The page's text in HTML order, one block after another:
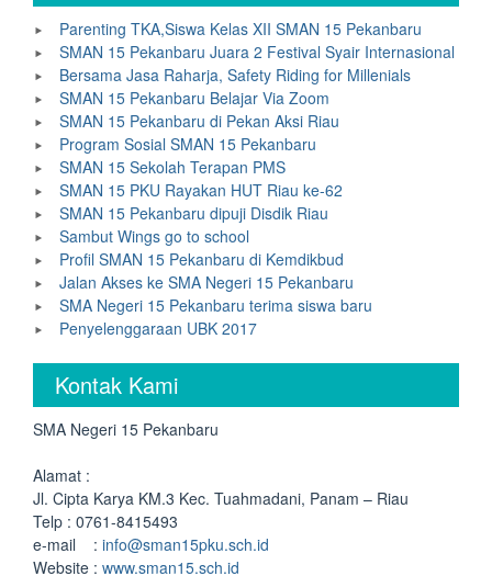
Parenting TKA,Siswa Kelas XII SMAN 15 Pekanbaru
SMAN 15 Pekanbaru Juara 2 Festival Syair Internasional
Bersama Jasa Raharja, Safety Riding for Millenials
SMAN 15 Pekanbaru Belajar Via Zoom
SMAN 15 Pekanbaru di Pekan Aksi Riau
Program Sosial SMAN 15 Pekanbaru
SMAN 15 Sekolah Terapan PMS
SMAN 15 PKU Rayakan HUT Riau ke-62
SMAN 15 Pekanbaru dipuji Disdik Riau
Sambut Wings go to school
Profil SMAN 15 Pekanbaru di Kemdikbud
Jalan Akses ke SMA Negeri 15 Pekanbaru
SMA Negeri 15 Pekanbaru terima siswa baru
Penyelenggaraan UBK 2017
Kontak Kami
SMA Negeri 15 Pekanbaru
Alamat :
Jl. Cipta Karya KM.3 Kec. Tuahmadani, Panam – Riau
Telp : 0761-8415493
e-mail : info@sman15pku.sch.id
Website : www.sman15.sch.id